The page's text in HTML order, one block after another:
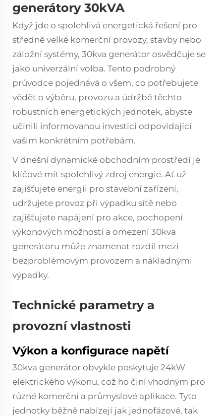
generátory 30kVA
Když jde o spolehlivá energetická řešení pro
středně velké komerční provozy, stavby nebo
záložní systémy, 30kva generátor osvědčuje se
jako univerzální volba. Tento podrobný
průvodce pojednává o všem, co potřebujete
vědět o výběru, provozu a údržbě těchto
robustních energetických jednotek, abyste
učinili informovanou investici odpovídající
vašim konkrétním potřebám.
V dnešní dynamické obchodním prostředí je
klíčové mít spolehlivý zdroj energie. Ať už
zajišťujete energii pro stavební zařízení,
udržujete provoz při výpadku sítě nebo
zajišťujete napájení pro akce, pochopení
výkonových možností a omezení 30kva
generátoru může znamenat rozdíl mezi
bezproblémovým provozem a nákladnými
výpadky.
Technické parametry a
provozní vlastnosti
Výkon a konfigurace napětí
30kva generátor obvykle poskytuje 24kW
elektrického výkonu, což ho činí vhodným pro
různé komerční a průmyslové aplikace. Tyto
jednotky běžně nabízejí jak jednofázové, tak